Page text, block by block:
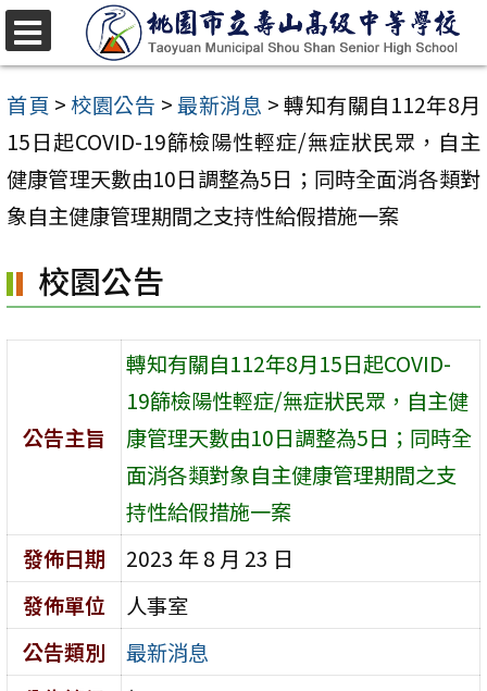
跳
至
主
要
內
容
首頁 >校園公告 >最新消息 >轉知有關自112年8月
15日起COVID-19篩檢陽性輕症/無症狀民眾，自主
健康管理天數由10日調整為5日；同時全面消各類對
象自主健康管理期間之支持性給假措施一案
校園公告
公告主旨
轉知有關自112年8月15日起COVID-
19篩檢陽性輕症/無症狀民眾，自主健
康管理天數由10日調整為5日；同時全
面消各類對象自主健康管理期間之支
持性給假措施一案
發佈日期
2023 年 8 月 23 日
發佈單位
人事室
公告類別
最新消息
選
單